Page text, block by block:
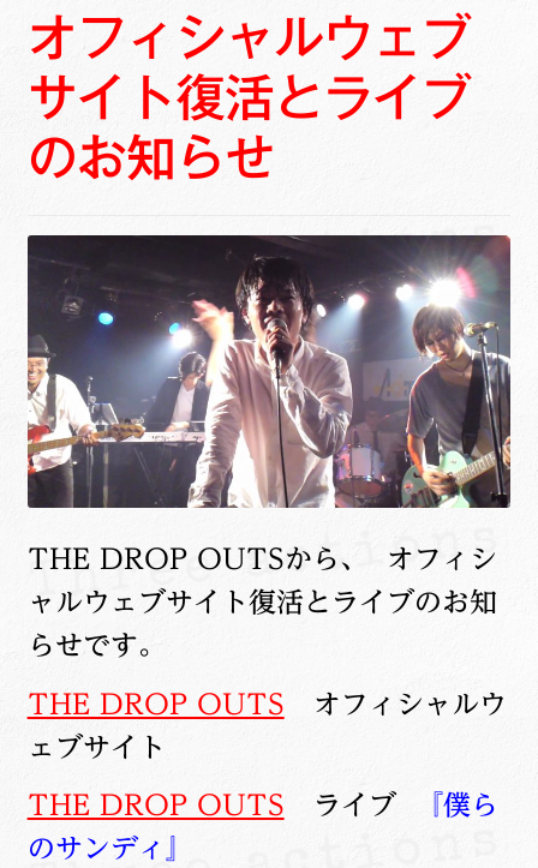
オフィシャルウェブ
サイト復活とライブ
のお知らせ
THE DROP OUTSから、 オフィシ
ャルウェブサイト復活とライブのお知
らせです。
THE DROP OUTS オフィシャルウ
ェブサイト
THE DROP OUTS ライブ
『僕ら
のサンディ』